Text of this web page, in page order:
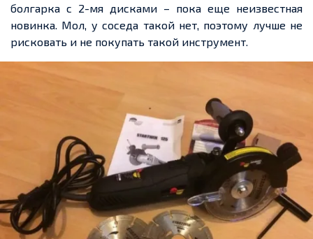
болгарка с 2-мя дисками – пока еще неизвестная
новинка. Мол, у соседа такой нет, поэтому лучше не
рисковать и не покупать такой инструмент.